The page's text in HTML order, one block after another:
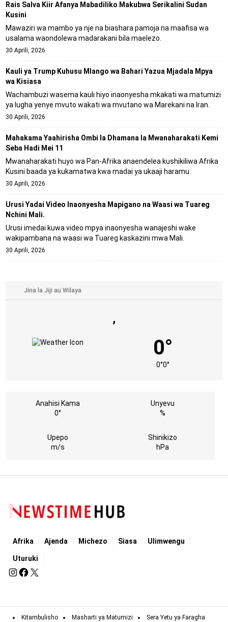
Rais Salva Kiir Afanya Mabadiliko Makubwa Serikalini Sudan
Kusini
Mawaziri wa mambo ya nje na biashara pamoja na maafisa wa
usalama waondolewa madarakani bila maelezo.
30 Aprili, 2026
Kauli ya Trump Kuhusu Mlango wa Bahari Yazua Mjadala Mpya
wa Kisiasa
Wachambuzi wasema kauli hiyo inaonyesha mkakati wa matumizi
ya lugha yenye mvuto wakati wa mvutano wa Marekani na Iran.
30 Aprili, 2026
Mahakama Yaahirisha Ombi la Dhamana la Mwanaharakati Kemi
Seba Hadi Mei 11
Mwanaharakati huyo wa Pan-Afrika anaendelea kushikiliwa Afrika
Kusini baada ya kukamatwa kwa madai ya ukaaji haramu.
30 Aprili, 2026
Urusi Yadai Video Inaonyesha Mapigano na Waasi wa Tuareg
Nchini Mali.
Urusi imedai kuwa video mpya inaonyesha wanajeshi wake
wakipambana na waasi wa Tuareg kaskazini mwa Mali.
30 Aprili, 2026
,
0°
0°0°
Anahisi Kama
0°
Unyevu
%
Upepo
m/s
Shinikizo
hPa
Afrika Ajenda Michezo Siasa Ulimwengu
Uturuki
Kitambulisho Masharti ya Matumizi Sera Yetu ya Faragha